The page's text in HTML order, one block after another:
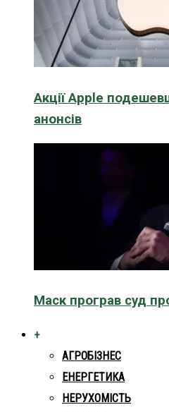
Акції Apple
анонсів
Маск програв суд
+
АГРОБІЗНЕС
ЕНЕРГЕТИКА
НЕРУХОМІСТЬ